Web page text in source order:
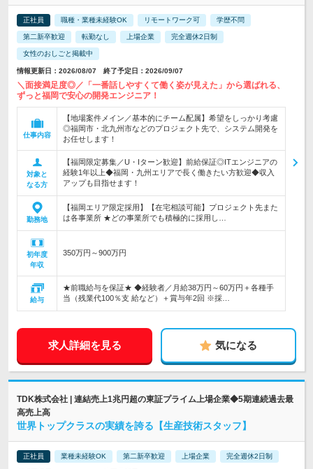
正社員 職種・業種未経験OK リモートワーク可 学歴不問
第二新卒歓迎 転勤なし 上場企業 完全週休2日制
女性のおしごと掲載中
情報更新日：2026/08/07 終了予定日：2026/09/07
＼面接満足度◎／「一番話しやすくて働く姿が見えた」から選ばれる、
ずっと福岡で安心の開発エンジニア！
仕事内容
【地場案件メイン／基本的にチーム配属】希望をしっかり考慮
◎福岡市・北九州市などのプロジェクト先で、システム開発を
お任せします！
対象と
なる方
【福岡限定募集／U・Iターン歓迎】前給保証◎ITエンジニアの
経験1年以上◆福岡・九州エリアで長く働きたい方歓迎◆収入
アップも目指せます！
勤務地
【福岡エリア限定採用】【在宅相談可能】プロジェクト先また
は各事業所 ★どの事業所でも積極的に採用し…
初年度
年収
350万円～900万円
給与
★前職給与を保証★ ◆経験者／月給38万円～60万円＋各種手
当（残業代100％支 給など）＋賞与年2回 ※採…
求人詳細を見る 気になる
TDK株式会社 | 連結売上1兆円超の東証プライム上場企業◆5期連続過去最
高売上高
世界トップクラスの実績を誇る【生産技術スタッフ】
正社員 業種未経験OK 第二新卒歓迎 上場企業 完全週休2日制